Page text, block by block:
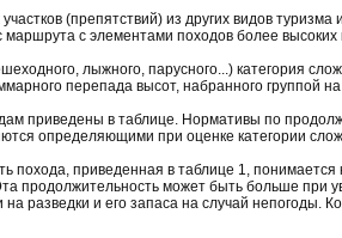
(препятствий) из других видов
с элементами походов более высоких
лыжного, парусного...) категория
перепада высот, набранного группой
приведены в таблице. Нормативы по
определяющими при оценке категории
похода, приведенная в таблице 1,
продолжительность может быть больше при
на разведки и его запаса на случай